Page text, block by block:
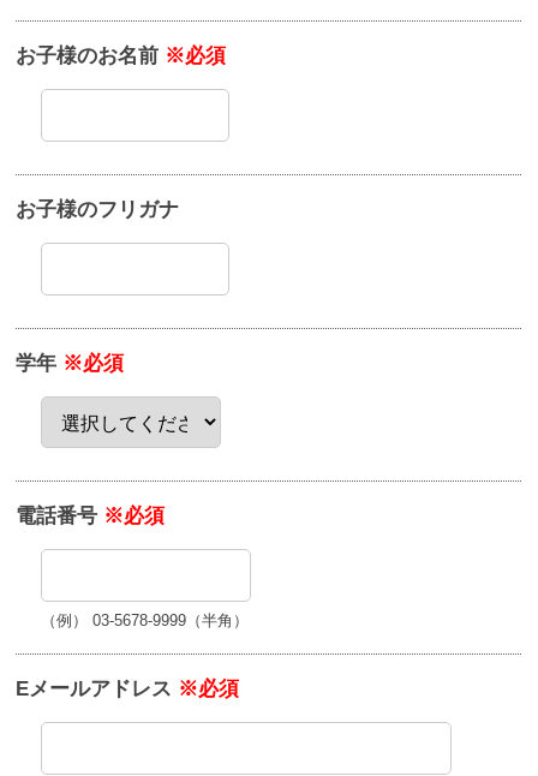
お子様のお名前 ※必須
お子様のフリガナ
学年 ※必須
電話番号 ※必須
（例） 03-5678-9999（半角）
Eメールアドレス ※必須